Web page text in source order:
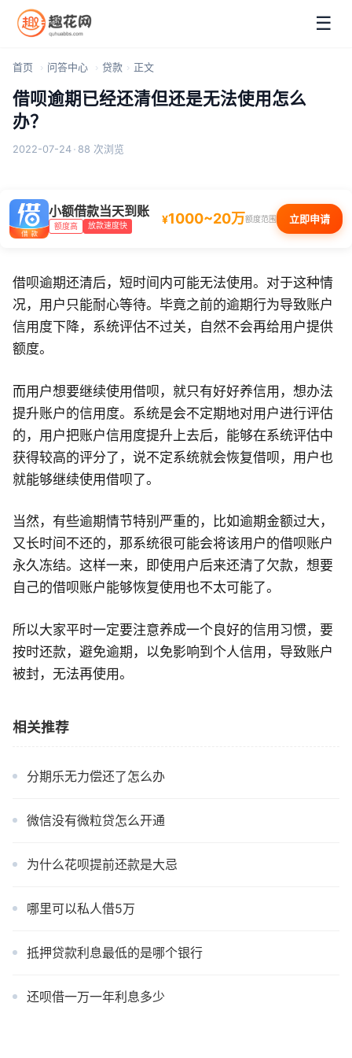
☰
首页 问答中心 贷款 正文
借呗逾期已经还清但还是无法使用怎么
办？
2022-07-24 · 88 次浏览
小额借款当天到账
额度高 放款速度快 ¥1000~20万额度范围 立即申请
借呗逾期还清后，短时间内可能无法使用。对于这种情
况，用户只能耐心等待。毕竟之前的逾期行为导致账户
信用度下降，系统评估不过关，自然不会再给用户提供
额度。
而用户想要继续使用借呗，就只有好好养信用，想办法
提升账户的信用度。系统是会不定期地对用户进行评估
的，用户把账户信用度提升上去后，能够在系统评估中
获得较高的评分了，说不定系统就会恢复借呗，用户也
就能够继续使用借呗了。
当然，有些逾期情节特别严重的，比如逾期金额过大，
又长时间不还的，那系统很可能会将该用户的借呗账户
永久冻结。这样一来，即使用户后来还清了欠款，想要
自己的借呗账户能够恢复使用也不太可能了。
所以大家平时一定要注意养成一个良好的信用习惯，要
按时还款，避免逾期，以免影响到个人信用，导致账户
被封，无法再使用。
相关推荐
分期乐无力偿还了怎么办
微信没有微粒贷怎么开通
为什么花呗提前还款是大忌
哪里可以私人借5万
抵押贷款利息最低的是哪个银行
还呗借一万一年利息多少